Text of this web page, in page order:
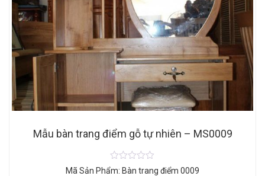
Mẫu bàn trang điểm gỗ tự nhiên – MS0009
Mã Sản Phẩm: Bàn trang điểm 0009